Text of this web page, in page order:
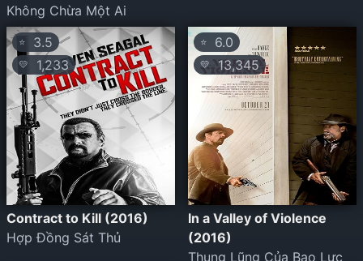
Không Chừa Một Ai
⭐ 3.5
💛 1,233
Contract to Kill (2016)
Hợp Đồng Sát Thủ
⭐ 6.0
💛 13,345
In a Valley of Violence
(2016)
Thung Lũng Của Bạo Lực